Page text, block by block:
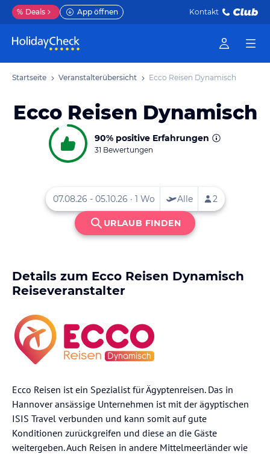
% Deals App öffnen Kontakt
Startseite Veranstalterübersicht Ecco Reisen Dynamisch
Ecco Reisen Dynamisch
90% positive Erfahrungen
31 Bewertungen
Details zum Ecco Reisen Dynamisch
Reiseveranstalter
Ecco Reisen ist ein Spezialist für Ägyptenreisen. Das in
Hannover ansässige Unternehmen ist mit der ägyptischen
ISIS Travel verbunden und kann somit auf gute
Konditionen zurückgreifen und diese an die Gäste
weitergeben. Auch Reisen in andere Mittelmeerländer wie